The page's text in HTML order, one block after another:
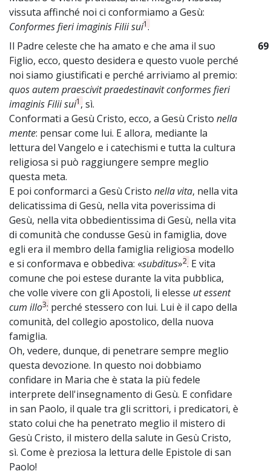
vissuta affinché noi ci conformiamo a Gesù:
Conformes fieri imaginis Filii sui1.
Il Padre celeste che ha amato e che ama il suo
Figlio, ecco, questo desidera e questo vuole perché
noi siamo giustificati e perché arriviamo al premio:
quos autem praescivit praedestinavit conformes fieri
imaginis Filii sui1 , sì.
Conformati a Gesù Cristo, ecco, a Gesù Cristo nella
mente: pensar come lui. E allora, mediante la
lettura del Vangelo e i catechismi e tutta la cultura
religiosa si può raggiungere sempre meglio
questa meta.
E poi conformarci a Gesù Cristo nella vita, nella vita
delicatissima di Gesù, nella vita poverissima di
Gesù, nella vita obbedientissima di Gesù, nella vita
di comunità che condusse Gesù in famiglia, dove
egli era il membro della famiglia religiosa modello
e si conformava e obbediva: «subditus»2. E vita
comune che poi estese durante la vita pubblica,
che volle vivere con gli Apostoli, li elesse ut essent
cum illo3: perché stessero con lui. Lui è il capo della
comunità, del collegio apostolico, della nuova
famiglia.
Oh, vedere, dunque, di penetrare sempre meglio
questa devozione. In questo noi dobbiamo
confidare in Maria che è stata la più fedele
interprete dell'insegnamento di Gesù. E confidare
in san Paolo, il quale tra gli scrittori, i predicatori, è
stato colui che ha penetrato meglio il mistero di
Gesù Cristo, il mistero della salute in Gesù Cristo,
sì. Come è preziosa la lettura delle Epistole di san
Paolo!
69